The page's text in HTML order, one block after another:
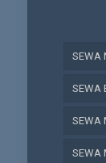
SEWA
SEWA
SEWA
SEWA